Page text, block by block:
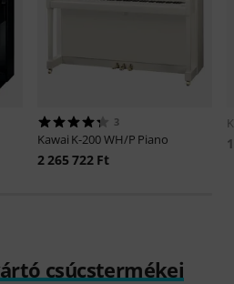
3
Kawai K-200 WH/P Piano
2 265 722 Ft
csúcstermékei